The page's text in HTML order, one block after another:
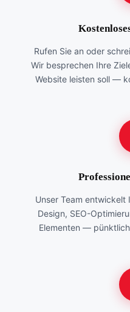
Rufen Sie an oder
Wir besprechen Ihre
Website leisten soll —
Unser Team entwickelt
Design, SEO-
Elementen —